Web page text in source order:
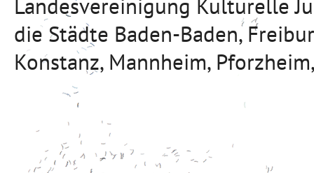
Landesvereinigung Kulturelle
die Städte Baden-Baden,
Konstanz, Mannheim,